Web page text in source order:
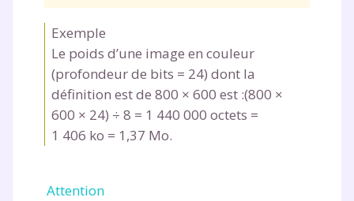
Exemple
Le poids d’une image en couleur
(profondeur de bits = 24) dont la
définition est de 800 × 600 est :(800 ×
600 × 24) ÷ 8 = 1 440 000 octets =
1 406 ko = 1,37 Mo.
Attention